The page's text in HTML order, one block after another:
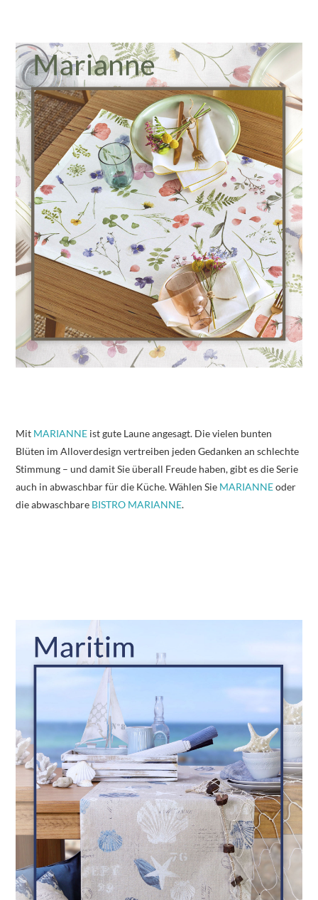
Mit MARIANNE ist gute Laune angesagt. Die vielen bunten
Blüten im Alloverdesign vertreiben jeden Gedanken an schlechte
Stimmung – und damit Sie überall Freude haben, gibt es die Serie
auch in abwaschbar für die Küche. Wählen Sie MARIANNEoder
die abwaschbare BISTRO MARIANNE.